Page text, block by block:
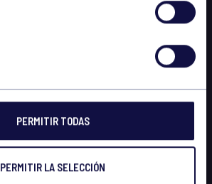
PERMITIR TODAS
PERMITIR LA SELECCIÓN